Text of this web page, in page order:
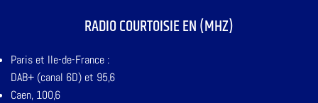
RADIO COURTOISIE EN (MHZ)
Paris et Ile-de-France :
DAB+ (canal 6D) et 95,6
Caen, 100,6